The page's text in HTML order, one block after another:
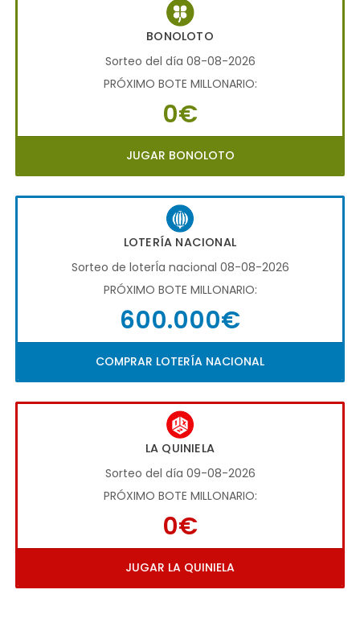
BONOLOTO
Sorteo del día 08-08-2026
PRÓXIMO BOTE MILLONARIO:
0€
JUGAR BONOLOTO
LOTERÍA NACIONAL
Sorteo de loterÍa nacional 08-08-2026
PRÓXIMO BOTE MILLONARIO:
600.000€
COMPRAR LOTERÍA NACIONAL
LA QUINIELA
Sorteo del día 09-08-2026
PRÓXIMO BOTE MILLONARIO:
0€
JUGAR LA QUINIELA